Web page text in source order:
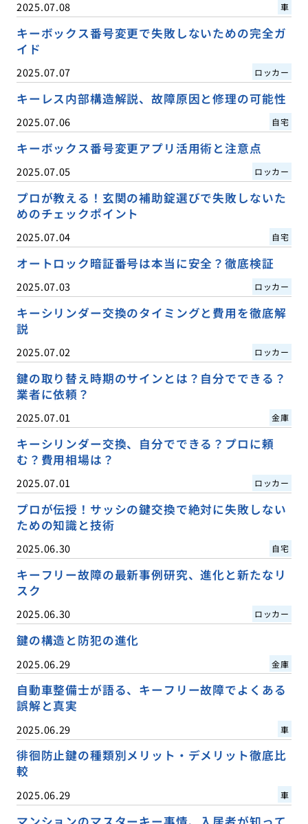
2025.07.08 車
キーボックス番号変更で失敗しないための完全ガ
イド
2025.07.07 ロッカー
キーレス内部構造解説、故障原因と修理の可能性
2025.07.06 自宅
キーボックス番号変更アプリ活用術と注意点
2025.07.05 ロッカー
プロが教える！玄関の補助錠選びで失敗しないた
めのチェックポイント
2025.07.04 自宅
オートロック暗証番号は本当に安全？徹底検証
2025.07.03 ロッカー
キーシリンダー交換のタイミングと費用を徹底解
説
2025.07.02 ロッカー
鍵の取り替え時期のサインとは？自分でできる？
業者に依頼？
2025.07.01 金庫
キーシリンダー交換、自分でできる？プロに頼
む？費用相場は？
2025.07.01 ロッカー
プロが伝授！サッシの鍵交換で絶対に失敗しない
ための知識と技術
2025.06.30 自宅
キーフリー故障の最新事例研究、進化と新たなリ
スク
2025.06.30 ロッカー
鍵の構造と防犯の進化
2025.06.29 金庫
自動車整備士が語る、キーフリー故障でよくある
誤解と真実
2025.06.29 車
徘徊防止鍵の種類別メリット・デメリット徹底比
較
2025.06.29 車